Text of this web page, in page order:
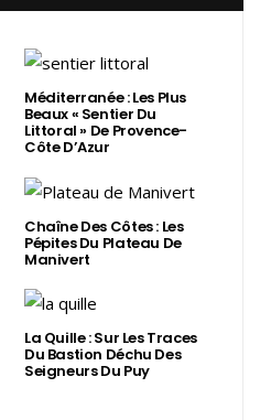
Méditerranée : Les Plus
Beaux « Sentier Du
Littoral » De Provence-
Côte D’Azur
Chaîne Des Côtes : Les
Pépites Du Plateau De
Manivert
La Quille : Sur Les Traces
Du Bastion Déchu Des
Seigneurs Du Puy